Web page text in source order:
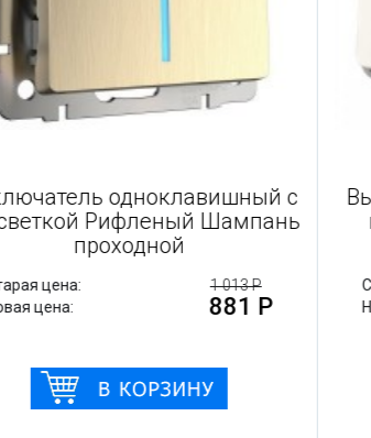
Выключатель одноклавишный с
подсветкой Рифленый Шампань
проходной
Старая цена:
1 013 Р
Новая цена:
881 Р